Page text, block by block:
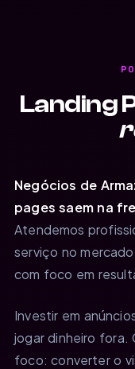
Landing
Negócios de
pages saem na
Atendemos
serviço no
com foco em
Investir em
jogar dinheiro fora.
foco: converter o